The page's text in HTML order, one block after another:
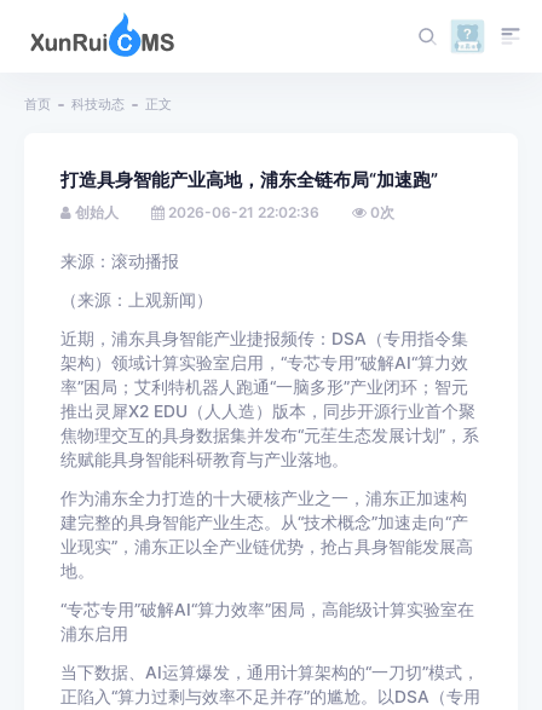
首页 科技动态 正文
打造具身智能产业高地，浦东全链布局“加速跑”
创始人 2026-06-21 22:02:36 0次
来源：滚动播报
（来源：上观新闻）
近期，浦东具身智能产业捷报频传：DSA（专用指令集
架构）领域计算实验室启用，“专芯专用”破解AI“算力效
率”困局；艾利特机器人跑通“一脑多形”产业闭环；智元
推出灵犀X2 EDU（人人造）版本，同步开源行业首个聚
焦物理交互的具身数据集并发布“元苼生态发展计划”，系
统赋能具身智能科研教育与产业落地。
作为浦东全力打造的十大硬核产业之一，浦东正加速构
建完整的具身智能产业生态。从“技术概念”加速走向“产
业现实”，浦东正以全产业链优势，抢占具身智能发展高
地。
“专芯专用”破解AI“算力效率”困局，高能级计算实验室在
浦东启用
当下数据、AI运算爆发，通用计算架构的“一刀切”模式，
正陷入“算力过剩与效率不足并存”的尴尬。以DSA（专用